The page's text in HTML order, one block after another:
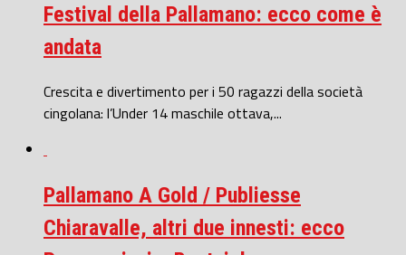
Festival della Pallamano: ecco come è
andata
Crescita e divertimento per i 50 ragazzi della società
cingolana: l’Under 14 maschile ottava,...
Pallamano A Gold / Publiesse
Chiaravalle, altri due innesti: ecco